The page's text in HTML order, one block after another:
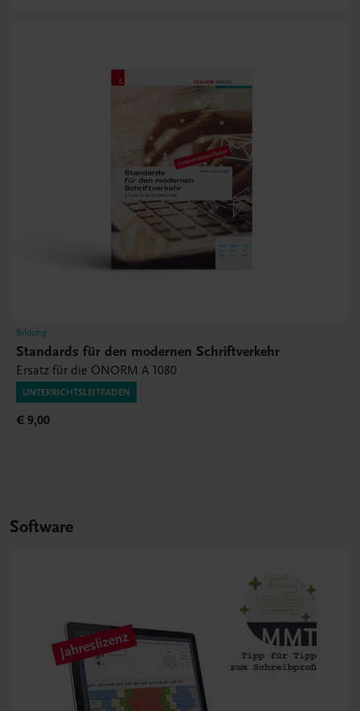
Bildung
Standards für den modernen Schriftverkehr
Ersatz für die ÖNORM A 1080
UNTERRICHTSLEITFADEN
€ 9,00
Software